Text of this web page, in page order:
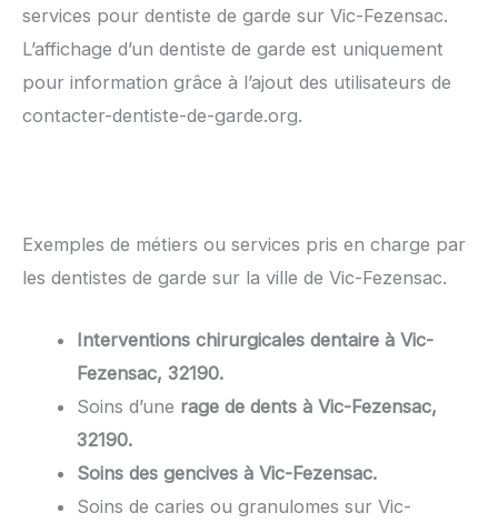
services pour dentiste de garde sur Vic-Fezensac.
L’affichage d’un dentiste de garde est uniquement
pour information grâce à l’ajout des utilisateurs de
contacter-dentiste-de-garde.org.
Exemples de métiers ou services pris en charge par
les dentistes de garde sur la ville de Vic-Fezensac.
Interventions chirurgicales dentaire à Vic-
Fezensac, 32190.
Soins d’une rage de dents à Vic-Fezensac,
32190.
Soins des gencives à Vic-Fezensac.
Soins de caries ou granulomes sur Vic-